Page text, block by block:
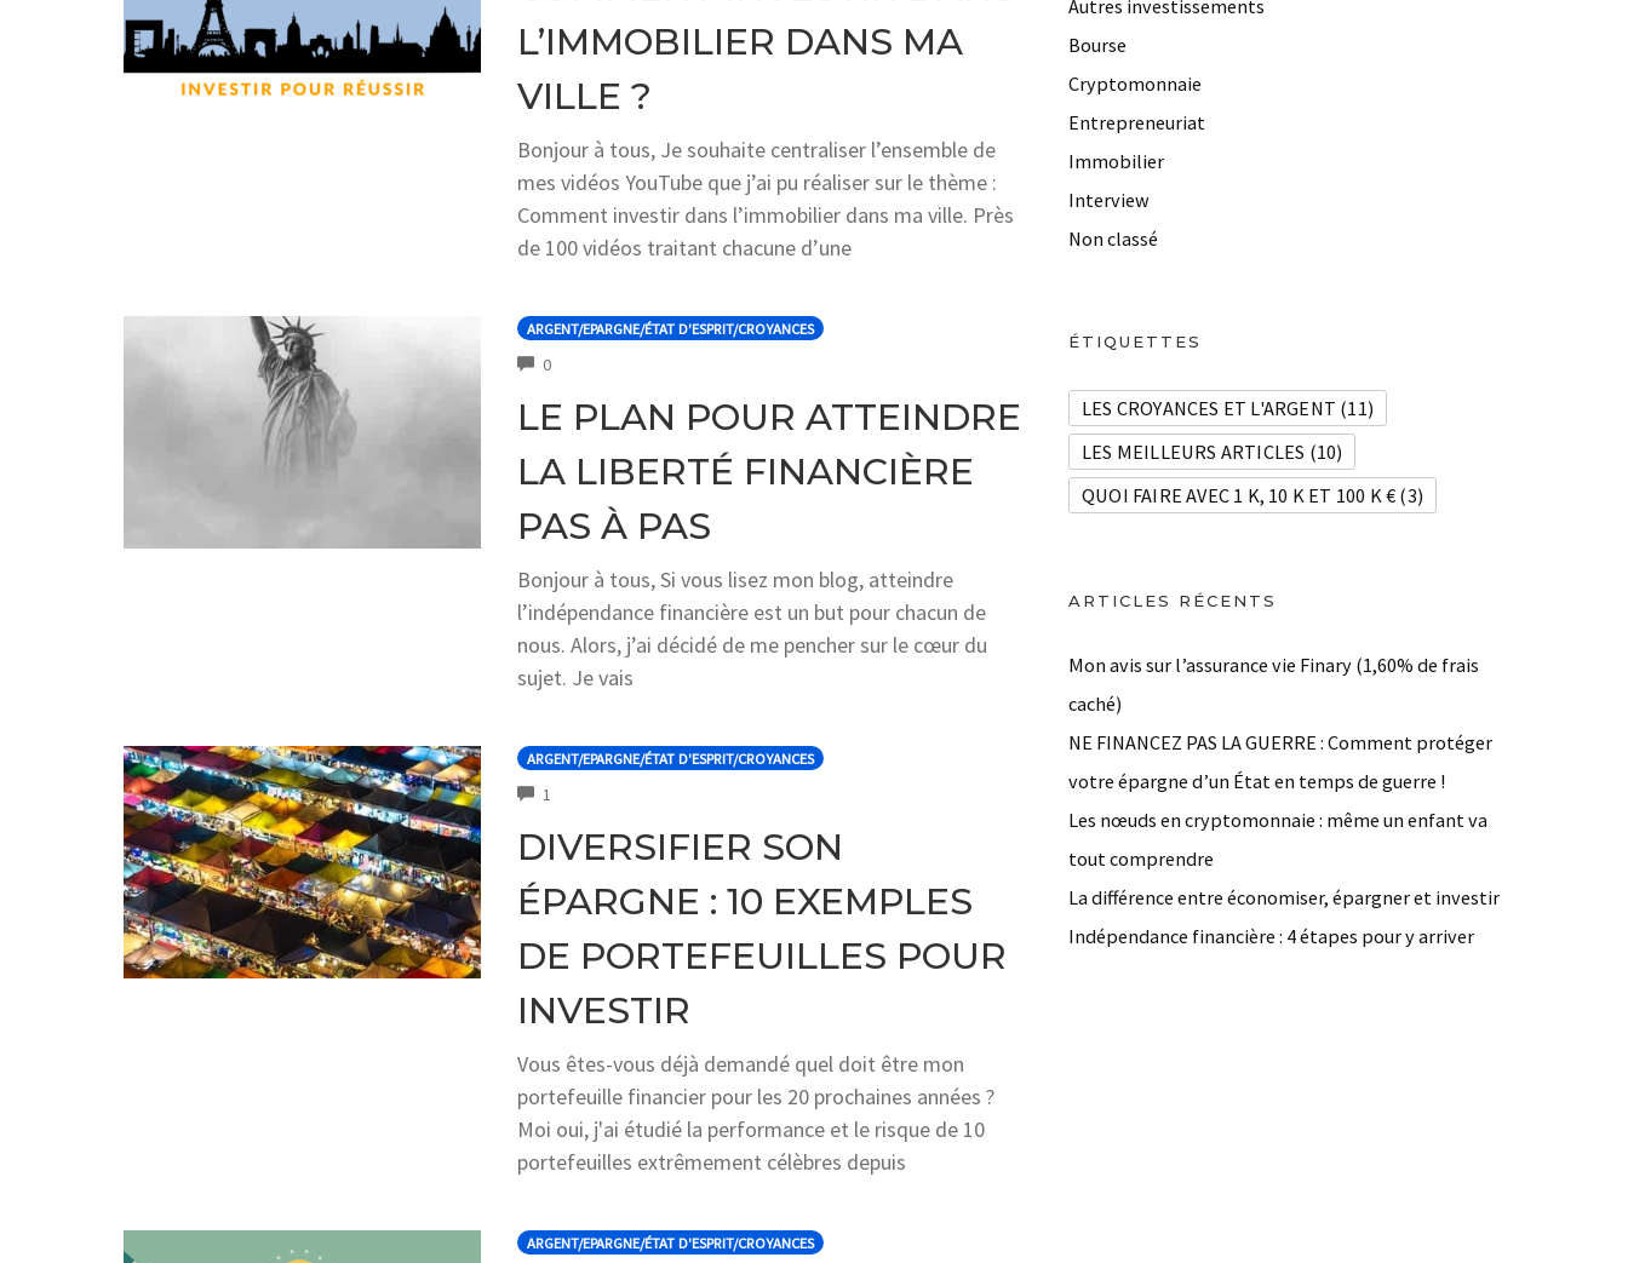
L’IMMOBILIER DANS MA
VILLE ?
Bonjour à tous, Je souhaite centraliser l’ensemble de
mes vidéos YouTube que j’ai pu réaliser sur le thème :
Comment investir dans l’immobilier dans ma ville. Près
de 100 vidéos traitant chacune d’une
ARGENT/EPARGNE/ÉTAT D'ESPRIT/CROYANCES
0COMMENTS
LE PLAN POUR ATTEINDRE
LA LIBERTÉ FINANCIÈRE
PAS À PAS
Bonjour à tous, Si vous lisez mon blog, atteindre
l’indépendance financière est un but pour chacun de
nous. Alors, j’ai décidé de me pencher sur le cœur du
sujet. Je vais
ARGENT/EPARGNE/ÉTAT D'ESPRIT/CROYANCES
1
DIVERSIFIER SON
ÉPARGNE : 10 EXEMPLES
DE PORTEFEUILLES POUR
INVESTIR
Vous êtes-vous déjà demandé quel doit être mon
portefeuille financier pour les 20 prochaines années ?
Moi oui, j'ai étudié la performance et le risque de 10
portefeuilles extrêmement célèbres depuis
ARGENT/EPARGNE/ÉTAT D'ESPRIT/CROYANCES
Autres investissements
Bourse
Cryptomonnaie
Entrepreneuriat
Immobilier
Interview
Non classé
ÉTIQUETTES
LES CROYANCES ET L'ARGENT (11)
LES MEILLEURS ARTICLES (10)
QUOI FAIRE AVEC 1 K, 10 K ET 100 K € (3)
ARTICLES RÉCENTS
Mon avis sur l’assurance vie Finary (1,60% de frais
caché)
NE FINANCEZ PAS LA GUERRE : Comment protéger
votre épargne d’un État en temps de guerre !
Les nœuds en cryptomonnaie : même un enfant va
tout comprendre
La différence entre économiser, épargner et investir
Indépendance financière : 4 étapes pour y arriver